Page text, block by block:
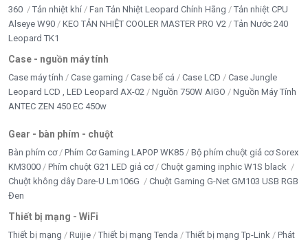
Độ phân giải tối
đa
2560 x 1600
Chuẩn PCB
DirectX 11
DirectCompute 5
Công nghệ hỗ
Vulkan, PhysX
Tiêu thụ điện
năng
360
Tản nhiệt khí Fan Tản Nhiệt Leopard Chính Hãng
Tản nhiệt CPU
Alseye W90
KEO TẢN NHIỆT COOLER MASTER PRO V2
Tản Nước 240
Leopard TK1
Case - nguồn máy tính
Case máy tính Case gaming Case bể cá Case LCD
Case Jungle
Leopard LCD , LED Leopard AX-02
Nguồn 750W AIGO
Nguồn Máy Tính
ANTEC ZEN 450 EC 450w
Gear - bàn phím - chuột
Bàn phím cơ Phím Cơ Gaming LAPOP WK85
Bộ phím chuột giả cơ Sorex
KM3000
Phím chuột G21 LED giả cơ
Chuột gaming inphic W1S black
Chuột không dây Dare-U Lm106G
Chuột Gaming G-Net GM103 USB RGB
Đen
Thiết bị mạng - WiFi
Thiết bị mạng Ruijie Thiết bị mạng Tenda Thiết bị mạng Tp-Link
Phát